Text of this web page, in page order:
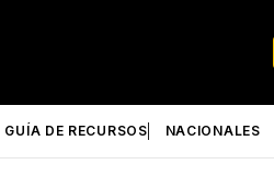
GUÍA DE RECURSOS NACIONALES